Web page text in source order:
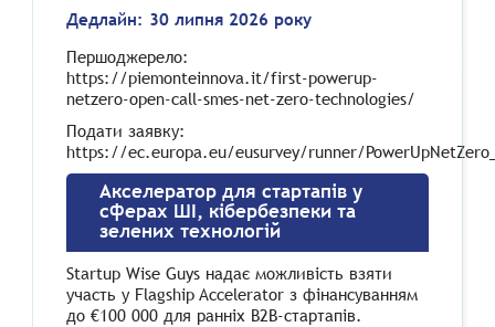
Дедлайн: 30 липня 2026 року
Першоджерело:
https://piemonteinnova.it/first-powerup-
netzero-open-call-smes-net-zero-technologies/
Подати заявку:
https://ec.europa.eu/eusurvey/runner/
Акселератор для стартапів у
сферах ШІ, кібербезпеки та
зелених технологій
Startup Wise Guys надає можливість взяти
участь у Flagship Accelerator з фінансуванням
до €100 000 для ранніх B2B-стартапів.